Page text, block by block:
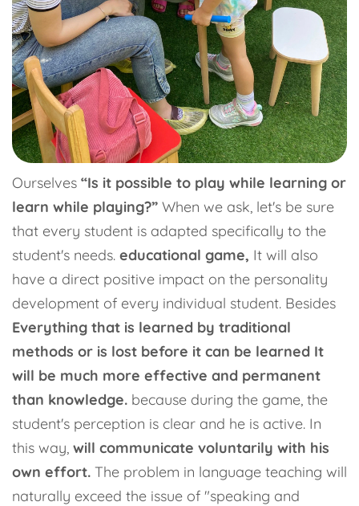
Ourselves “Is it possible to play while learning or
learn while playing?” When we ask, let's be sure
that every student is adapted specifically to the
student's needs. educational game, It will also
have a direct positive impact on the personality
development of every individual student. Besides
Everything that is learned by traditional
methods or is lost before it can be learned It
will be much more effective and permanent
than knowledge. because during the game, the
student's perception is clear and he is active. In
this way, will communicate voluntarily with his
own effort. The problem in language teaching will
naturally exceed the issue of "speaking and